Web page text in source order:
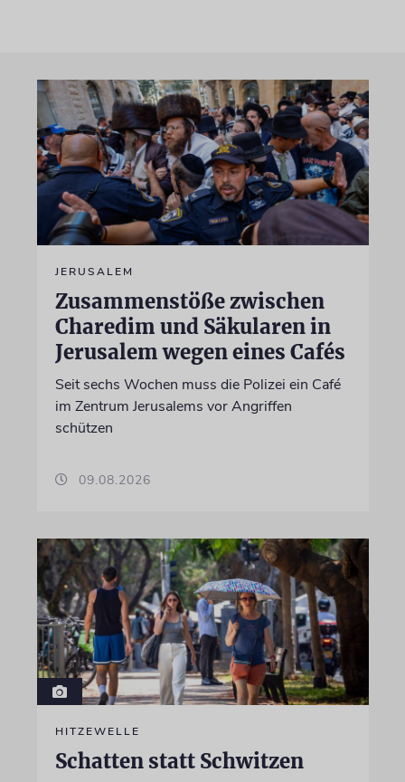
JERUSALEM
Zusammenstöße zwischen
Charedim und Säkularen in
Jerusalem wegen eines Cafés
Seit sechs Wochen muss die Polizei ein Café
im Zentrum Jerusalems vor Angriffen
schützen
09.08.2026
HITZEWELLE
Schatten statt Schwitzen